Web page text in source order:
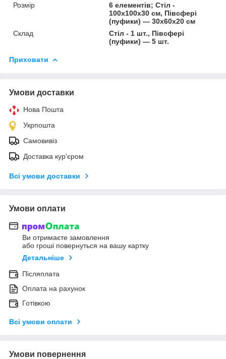
Розмір
6 елементів; Стіл -
100x100x30 см, Півсфері
(пуфики) — 30x60x20 см
Склад
Стіл - 1 шт., Півсфері
(пуфики) — 5 шт.
Приховати
Умови доставки
Нова Пошта
Укрпошта
Самовивіз
Доставка кур'єром
Всі умови доставки
Умови оплати
Ви отримаєте замовлення
або гроші повернуться на вашу картку
Детальніше
Післяплата
Оплата на рахунок
Готівкою
Всі умови оплати
Умови повернення